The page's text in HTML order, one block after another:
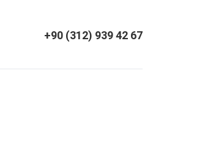
+90 (312) 939 42 67